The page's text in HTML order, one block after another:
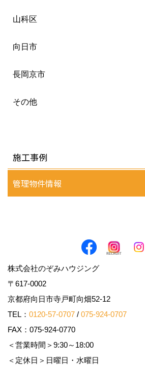
山科区
向日市
長岡京市
その他
施工事例
管理物件情報
株式会社のぞみハウジング
〒617-0002
京都府向日市寺戸町向畑52-12
TEL： 0120-57-0707 / 075-924-0707
FAX：075-924-0770
＜営業時間＞9:30～18:00
＜定休日＞日曜日・水曜日